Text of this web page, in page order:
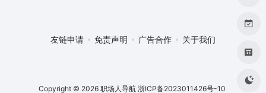
友链申请 免责声明 广告合作 关于我们
Copyright © 2026 职场人导航 浙ICP备2023011426号-10